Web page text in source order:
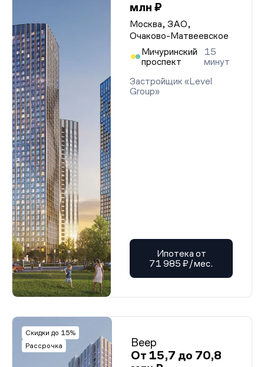
млн ₽
Москва, ЗАО,
Очаково-Матвеевское
Мичуринский
проспект
15
минут
Застройщик «Level
Group»
Ипотека от
71 985 ₽/мес.
Скидки до 15%
Рассрочка
Веер
От 15,7 до 70,8